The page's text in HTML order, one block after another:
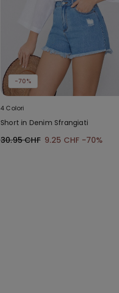
-70%
4 Colori
Short in Denim Sfrangiati
30.95 CHF 9.25 CHF -70%